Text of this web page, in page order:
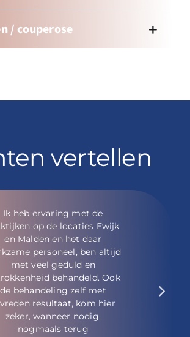
/ couperose
vertellen
Je wordt vriendelijk en
professioneel geholpen. Er
wordt prima advies gegeven
zonder hierbij opdringerig te
zijn.